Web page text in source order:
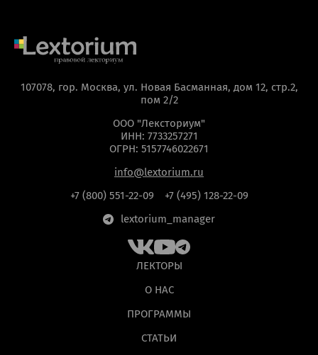
107078, гор. Москва, ул. Новая Басманная, дом 12, стр.2,
пом 2/2
ООО "Лексториум"
ИНН: 7733257271
ОГРН: 5157746022671
info@lextorium.ru
+7 (800) 551-22-09
+7 (495) 128-22-09
lextorium_manager
ЛЕКТОРЫ
О НАС
ПРОГРАММЫ
СТАТЬИ